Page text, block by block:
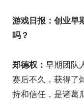
游戏日报：创业早
吗？
郑德权： 早期团队
赛后不久，获得了
持和信任，是诸葛